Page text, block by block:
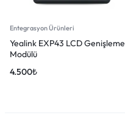
Entegrasyon Ürünleri
Yealink EXP43 LCD Genişleme
Modülü
4.500₺